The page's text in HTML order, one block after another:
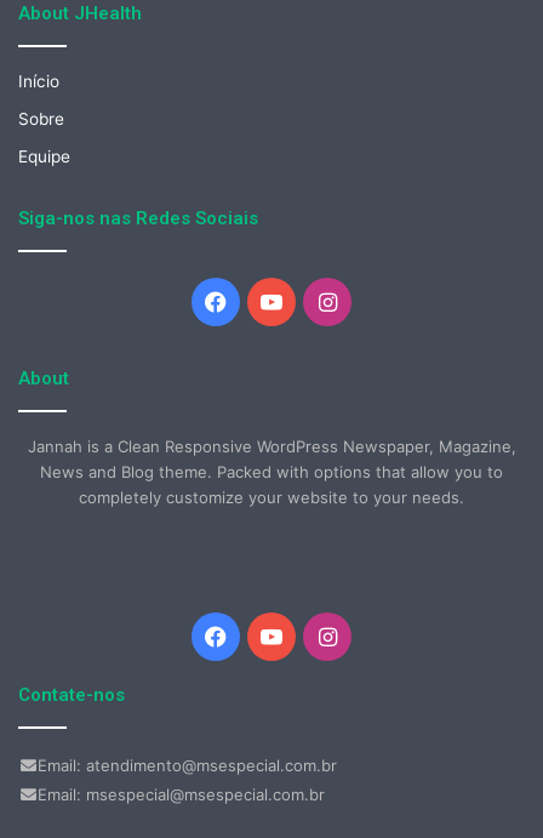
About JHealth
Início
Sobre
Equipe
Siga-nos nas Redes Sociais
Facebook
YouTubeInstagram
About
Jannah is a Clean Responsive WordPress Newspaper, Magazine,
News and Blog theme. Packed with options that allow you to
completely customize your website to your needs.
Facebook
YouTubeInstagram
Contate-nos
Email: atendimento@msespecial.com.br
Email: msespecial@msespecial.com.br